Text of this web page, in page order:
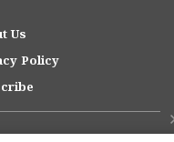
Us
Policy